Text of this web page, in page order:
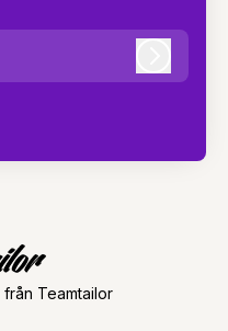
från Teamtailor